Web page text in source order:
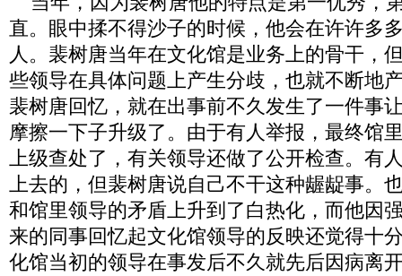
直。眼中揉不得沙子的时候，他会在许许多
人。裴树唐当年在文化馆是业务上的骨干，
些领导在具体问题上产生分歧，也就不断地
裴树唐回忆，就在出事前不久发生了一件事
摩擦一下子升级了。由于有人举报，最终馆
上级查处了，有关领导还做了公开检查。有
上去的，但裴树唐说自己不干这种龌龊事。
和馆里领导的矛盾上升到了白热化，而他因
来的同事回忆起文化馆领导的反映还觉得十
化馆当初的领导在事发后不久就先后因病离